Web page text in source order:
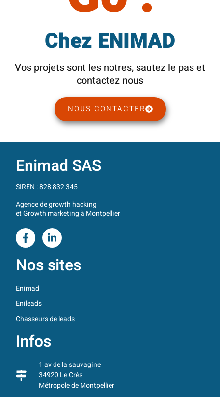
Chez ENIMAD
Vos projets sont les notres, sautez le pas et
contactez nous
NOUS CONTACTER
Enimad SAS
SIREN : 828 832 345
Agence de growth hacking
et Growth marketing à Montpellier
Nos sites
Enimad
Enileads
Chasseurs de leads
Infos
1 av de la sauvagine
34920 Le Crès
Métropole de Montpellier